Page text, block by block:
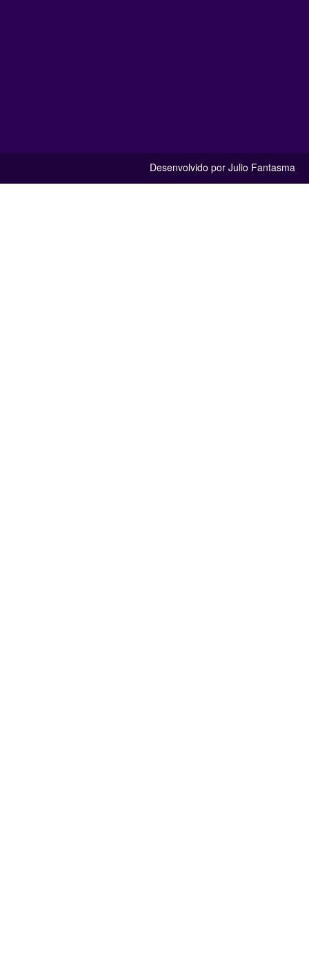
Desenvolvido por Julio Fantasma